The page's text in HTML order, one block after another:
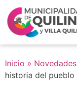
Inicio » Novedades
historia del pueblo